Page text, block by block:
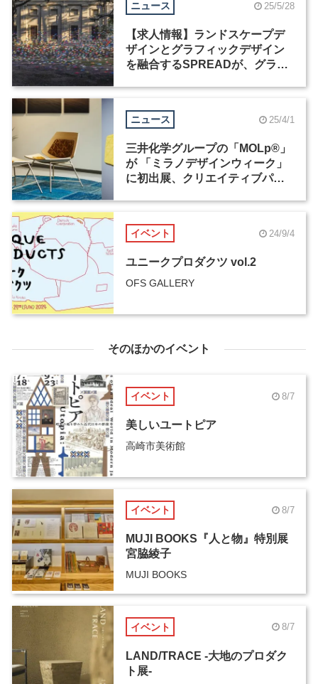
ニュース 25/5/28
【求人情報】ランドスケープデ
ザインとグラフィックデザイン
を融合するSPREADが、グラフ
ニュース 25/4/1
三井化学グループの「MOLp®」
が 「ミラノデザインウィーク」
に初出展、クリエイティブパー
イベント 24/9/4
ユニークプロダクツ vol.2
OFS GALLERY
そのほかのイベント
イベント 8/7
美しいユートピア
高崎市美術館
イベント 8/7
MUJI BOOKS『人と物』特別展
宮脇綾子
MUJI BOOKS
イベント 8/7
LAND/TRACE -大地のプロダク
ト展-